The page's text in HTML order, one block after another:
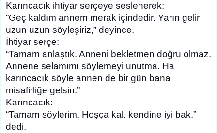
Karıncacık ihtiyar serçeye seslenerek:
“Geç kaldım annem merak içindedir. Yarın gelir
uzun uzun söyleşiriz,” deyince.
İhtiyar serçe:
“Tamam anlaştık. Anneni bekletmen doğru olmaz.
Annene selamımı söylemeyi unutma. Ha
karıncacık söyle annen de bir gün bana
misafirliğe gelsin.”
Karıncacık:
“Tamam söylerim. Hoşça kal, kendine iyi bak.”
dedi.